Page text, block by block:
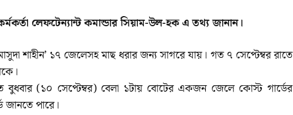
লেফটেন্যান্ট কমান্ডার সিয়াম-উল-হক এ তথ্য জানান।
শাহীন’ ১৭ জেলেসহ মাছ ধরার জন্য সাগরে যায়। গত ৭ সেপ্টেম্বর রাতে
(১০ সেপ্টেম্বর) বেলা ১টায় বোটের একজন জেলে কোস্ট গার্ডের
জানতে পারে।